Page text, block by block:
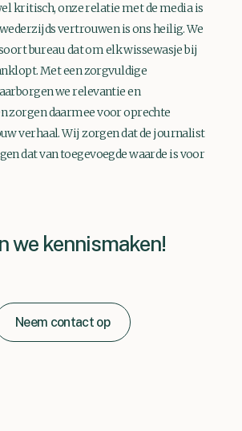
kritisch, onze relatie met de media is
vertrouwen is ons heilig. We
bureau dat om elk wissewasje bij
Met een zorgvuldige
we relevantie en
zorgen daarmee voor oprechte
verhaal. Wij zorgen dat de journalist
dat van toegevoegde waarde is voor
we kennismaken!
Neem contact op